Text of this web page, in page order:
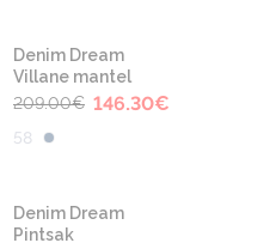
-30%
Denim Dream
Villane mantel
209.00€ 146.30€
58
Denim Dream
Pintsak